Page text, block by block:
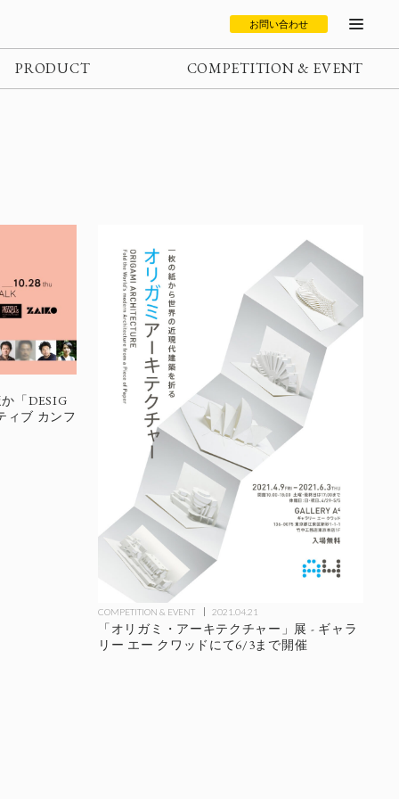
お問い合わせ
PRODUCT COMPETITION & EVENT
「DESIG
ィブ カンフ
COMPETITION & EVENT 2021.04.21
「オリガミ・アーキテクチャー」展 - ギャラ
リー エー クワッドにて6/3まで開催